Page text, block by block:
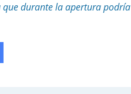
que durante la apertura podría